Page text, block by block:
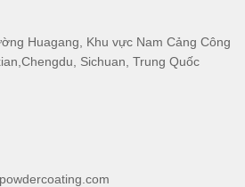
Huagang, Khu vực Nam Cảng Công
Sichuan, Trung Quốc